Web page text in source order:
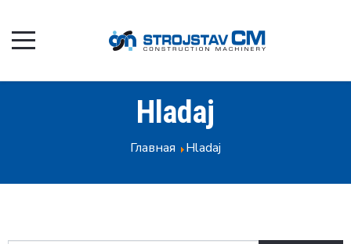
Hladaj
Главная Hladaj